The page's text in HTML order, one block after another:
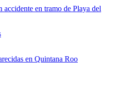
accidente en tramo de Playa del
en Quintana Roo